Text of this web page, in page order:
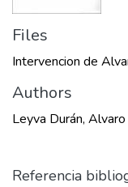
Files
Intervencion de
Authors
Leyva Durán, Alvaro
Referencia